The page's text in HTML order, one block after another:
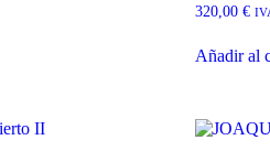
320,00 €
Añadir al